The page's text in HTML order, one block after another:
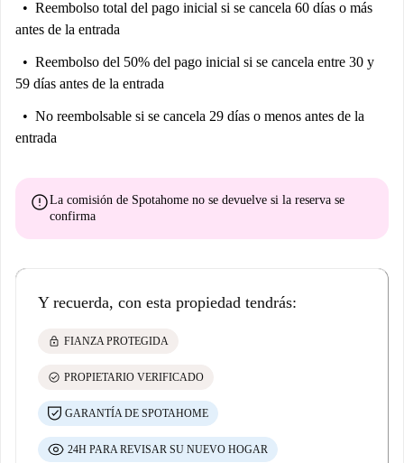
Reembolso total del pago inicial si se cancela 60 días o más
antes de la entrada
Reembolso del 50% del pago inicial si se cancela entre 30 y
59 días antes de la entrada
No reembolsable si se cancela 29 días o menos antes de la
entrada
errorLa comisión de Spotahome no se devuelve si la reserva se
confirma
Y recuerda, con esta propiedad tendrás:
lock FIANZA PROTEGIDA
check_circle PROPIETARIO VERIFICADO
GARANTÍA DE SPOTAHOME
24H PARA REVISAR SU NUEVO HOGAR